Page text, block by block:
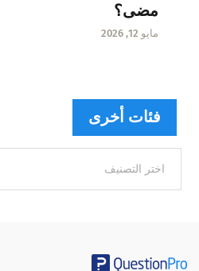
مضى؟
مايو 12, 2026
فئات أخرى
أخرى